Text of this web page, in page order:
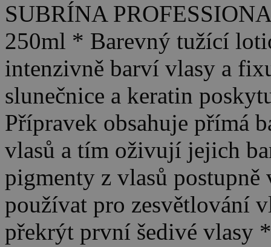
SUBRÍNA
250ml * Barevný tužící
intenzivně barví vlasy a
slunečnice a keratin
Přípravek obsahuje přímá
vlasů a tím oživují jejich
pigmenty z vlasů
používat pro zesvětlování
překrýt první šedivé